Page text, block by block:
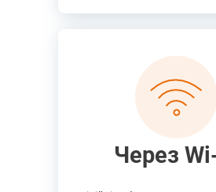
Через